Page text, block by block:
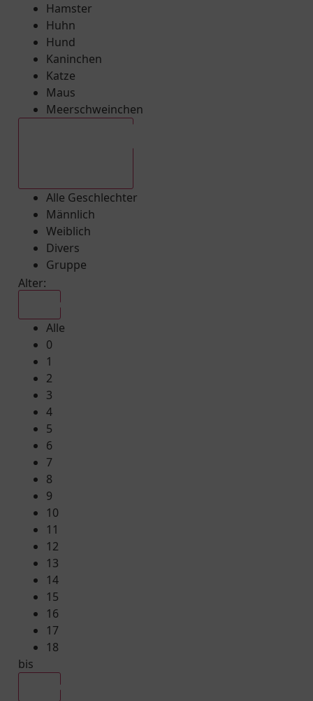
Hamster
Huhn
Hund
Kaninchen
Katze
Maus
Meerschweinchen
Alle Geschlechter
Männlich
Weiblich
Divers
Gruppe
Alter:
Alle
0
1
2
3
4
5
6
7
8
9
10
11
12
13
14
15
16
17
18
bis